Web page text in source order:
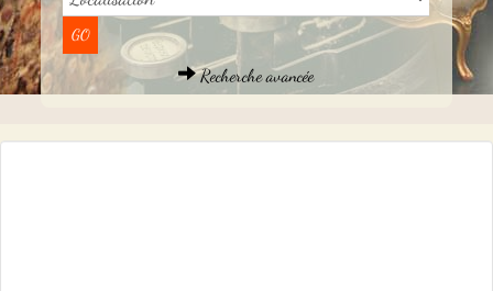
Recherche avancée